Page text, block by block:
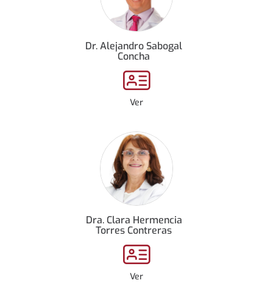
Dr. Alejandro Sabogal
Concha
Ver
Dra. Clara Hermencia
Torres Contreras
Ver